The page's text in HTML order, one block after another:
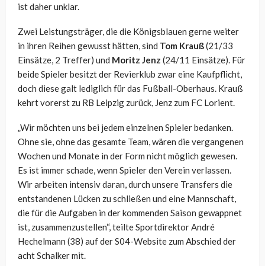
ist daher unklar.
Zwei Leistungsträger, die die Königsblauen gerne weiter
in ihren Reihen gewusst hätten, sind Tom Krauß(21/33
Einsätze, 2 Treffer) und Moritz Jenz (24/11 Einsätze). Für
beide Spieler besitzt der Revierklub zwar eine Kaufpflicht,
doch diese galt lediglich für das Fußball-Oberhaus. Krauß
kehrt vorerst zu RB Leipzig zurück, Jenz zum FC Lorient.
„Wir möchten uns bei jedem einzelnen Spieler bedanken.
Ohne sie, ohne das gesamte Team, wären die vergangenen
Wochen und Monate in der Form nicht möglich gewesen.
Es ist immer schade, wenn Spieler den Verein verlassen.
Wir arbeiten intensiv daran, durch unsere Transfers die
entstandenen Lücken zu schließen und eine Mannschaft,
die für die Aufgaben in der kommenden Saison gewappnet
ist, zusammenzustellen“, teilte Sportdirektor André
Hechelmann (38) auf der S04-Website zum Abschied der
acht Schalker mit.